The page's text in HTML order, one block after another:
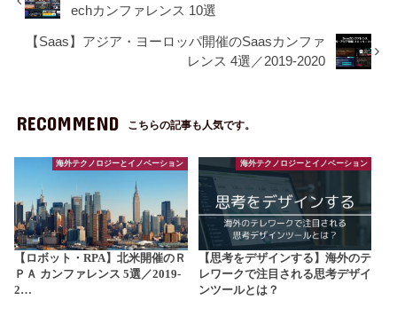
echカンファレンス 10選
【Saas】アジア・ヨーロッパ開催のSaasカンファ
レンス 4選／2019-2020
RECOMMEND こちらの記事も人気です。
海外テクノロジーとイノベーション
【ロボット・RPA】北米開催のＲ
ＰＡ カンファレンス 5選／2019-
2…
海外テクノロジーとイノベーション
【思考をデザインする】海外のテ
レワークで注目される思考デザイ
ンツールとは？